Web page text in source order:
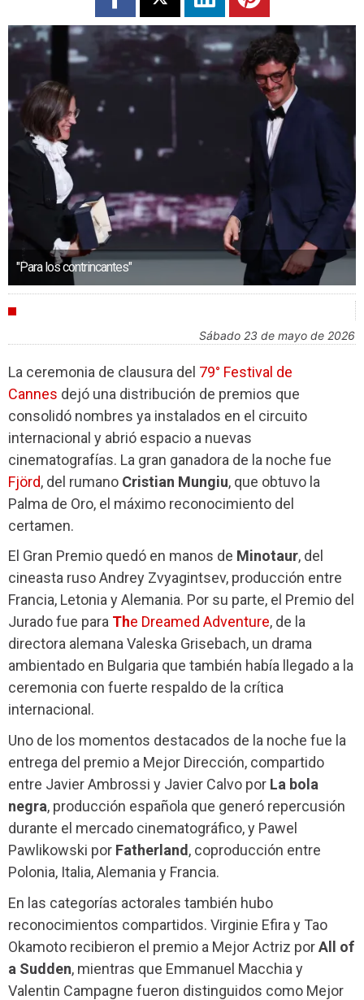
"Para los contrincantes"
sábado 23 de mayo de 2026
La ceremonia de clausura del 79° Festival de
Cannes dejó una distribución de premios que
consolidó nombres ya instalados en el circuito
internacional y abrió espacio a nuevas
cinematografías. La gran ganadora de la noche fue
Fjörd, del rumano Cristian Mungiu, que obtuvo la
Palma de Oro, el máximo reconocimiento del
certamen.
El Gran Premio quedó en manos de Minotaur, del
cineasta ruso Andrey Zvyagintsev, producción entre
Francia, Letonia y Alemania. Por su parte, el Premio del
Jurado fue para The Dreamed Adventure, de la
directora alemana Valeska Grisebach, un drama
ambientado en Bulgaria que también había llegado a la
ceremonia con fuerte respaldo de la crítica
internacional.
Uno de los momentos destacados de la noche fue la
entrega del premio a Mejor Dirección, compartido
entre Javier Ambrossi y Javier Calvo por La bola
negra, producción española que generó repercusión
durante el mercado cinematográfico, y Pawel
Pawlikowski por Fatherland , coproducción entre
Polonia, Italia, Alemania y Francia.
En las categorías actorales también hubo
reconocimientos compartidos. Virginie Efira y Tao
Okamoto recibieron el premio a Mejor Actriz porAll of
a Sudden, mientras que Emmanuel Macchia y
Valentin Campagne fueron distinguidos como Mejor